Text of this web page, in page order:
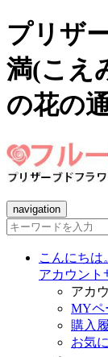
プリザ
満(こえ
の花の
navigation
こんにちは
アカウント
アカ
MYペ
購入
お気